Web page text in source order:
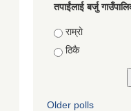
तपाईंलाई बर्जु
Choices
राम्राे
ठिकै
Older polls